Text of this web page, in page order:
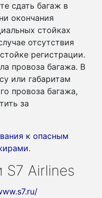
сдать багаж в
окончания
стойках
отсутствия
регистрации.
провоза багажа. В
или габаритам
провоза багажа,
за
к опасным
.
Airlines